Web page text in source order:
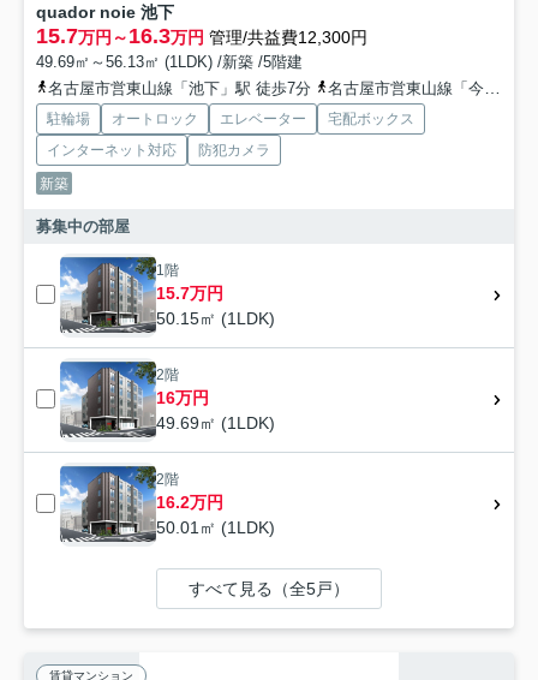
quador noie 池下
15.7万円～16.3万円 管理/共益費12,300円
49.69㎡～56.13㎡ (1LDK) /新築 /5階建
名古屋市営東山線「池下」駅 徒歩7分
名古屋市営東山線「今池」駅 徒歩6分
駐輪場 オートロック エレベーター
宅配ボックス
インターネット対応
防犯カメラ
新築
募集中の部屋
1階
15.7万円
50.15㎡ (1LDK)
2階
16万円
49.69㎡ (1LDK)
2階
16.2万円
50.01㎡ (1LDK)
すべて見る（全5戸）
賃貸マンション